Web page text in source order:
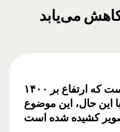
۱۴۰۰ سال پیش هیچ کس نمی‌دانست که ارتفاع بر
این حال، این موضوع